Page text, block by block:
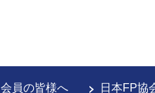
会員の皆様へ 日本FP協